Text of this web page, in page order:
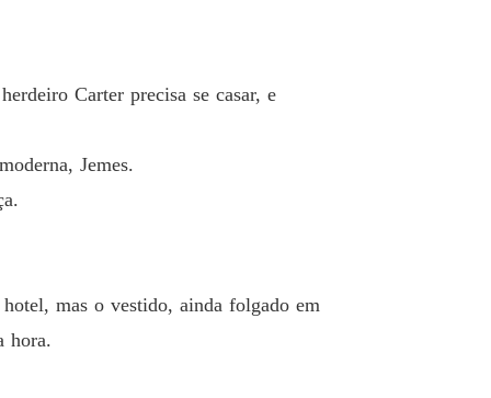
Carter precisa se casar, e
Jemes.
mas o vestido, ainda folgado em
hora.